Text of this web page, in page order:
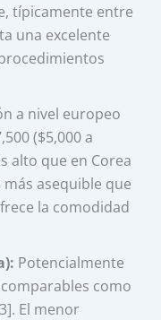
típicamente entre
una excelente
a nivel europeo
($5,000 a
alto que en Corea
asequible que
la comodidad
Potencialmente
como
El menor